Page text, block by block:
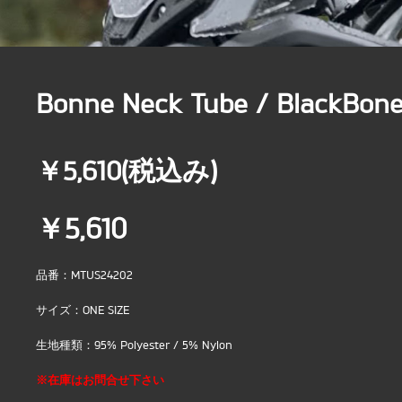
Bonne Neck Tube /
￥5,610(税込み)
￥5,610
品番：MTUS24202
サイズ：ONE SIZE
生地種類：95% Polyester / 5% Nylon
※在庫はお問合せ下さい